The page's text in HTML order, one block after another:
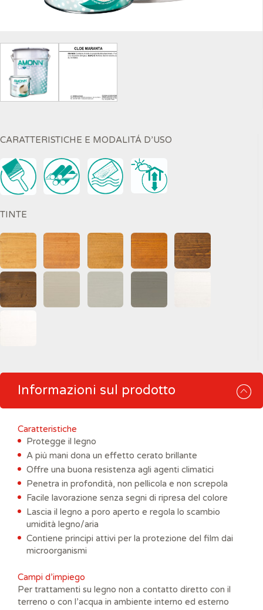
CARATTERISTICHE E MODALITÁ D’USO
TINTE
Informazioni sul prodotto
Caratteristiche
Protegge il legno
A più mani dona un effetto cerato brillante
Offre una buona resistenza agli agenti climatici
Penetra in profondità, non pellicola e non screpola
Facile lavorazione senza segni di ripresa del colore
Lascia il legno a poro aperto e regola lo scambio
umidità legno/aria
Contiene principi attivi per la protezione del film dai
microorganismi
Campi d’impiego
Per trattamenti su legno non a contatto diretto con il
terreno o con l’acqua in ambiente interno ed esterno